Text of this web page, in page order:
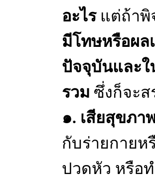
อะไรแต่ถ้าพิ
มีโทษหรือผล
ปัจจุบันและใ
รวม ซึ่งก็จะ
๑. เสียสุขภา
กับร่ายกายห
ปวดหัว หรือ